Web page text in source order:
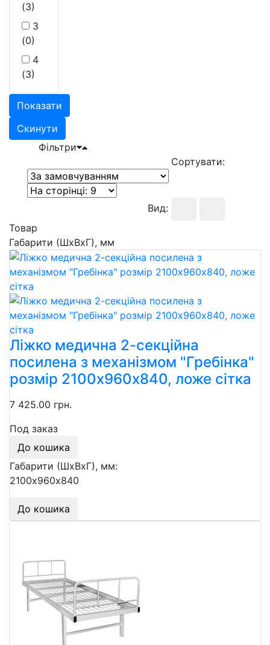
(3)
3
(0)
4
(3)
Показати
Скинути
Фільтри
Сортувати:
Вид:
Товар
Габарити (ШхВхГ), мм
Ліжко медична 2-секційна
посилена з механізмом "Гребінка"
розмір 2100х960х840, ложе сітка
7 425.00 грн.
Под заказ
До кошика
Габарити (ШхВхГ), мм:
2100х960х840
До кошика